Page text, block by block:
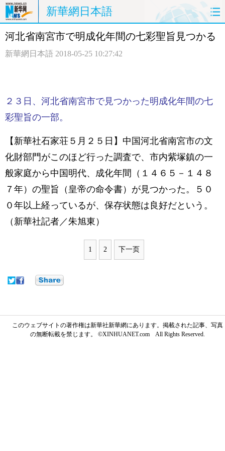
新華網日本語
ホームページ 政治 経済
中日対訳
河北省南宮市で明成化年間の七彩聖旨見つかる
新華網日本語 2018-05-25 10:27:42
２３日、河北省南宮市で見つかった明成化年間の七
彩聖旨の一部。
【新華社石家荘５月２５日】中国河北省南宮市の文
化財部門がこのほど行った調査で、市内紫塚鎮の一
般家庭から中国明代、成化年間（１４６５－１４８
７年）の聖旨（皇帝の命令書）が見つかった。５０
０年以上経っているが、保存状態は良好だという。
（新華社記者／朱旭東）
1 2 下一页
このウェブサイトの著作権は新華社新華網にあります。掲載された記事、写真
の無断転載を禁じます。 ©XINHUANET.com All Rights Reserved.